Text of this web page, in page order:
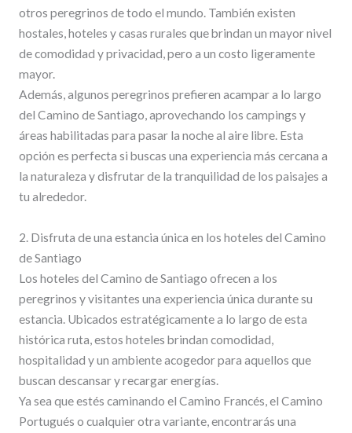
otros peregrinos de todo el mundo. También existen
hostales, hoteles y casas rurales que brindan un mayor nivel
de comodidad y privacidad, pero a un costo ligeramente
mayor.
Además, algunos peregrinos prefieren acampar a lo largo
del Camino de Santiago, aprovechando los campings y
áreas habilitadas para pasar la noche al aire libre. Esta
opción es perfecta si buscas una experiencia más cercana a
la naturaleza y disfrutar de la tranquilidad de los paisajes a
tu alrededor.
2. Disfruta de una estancia única en los hoteles del Camino
de Santiago
Los hoteles del Camino de Santiago ofrecen a los
peregrinos y visitantes una experiencia única durante su
estancia. Ubicados estratégicamente a lo largo de esta
histórica ruta, estos hoteles brindan comodidad,
hospitalidad y un ambiente acogedor para aquellos que
buscan descansar y recargar energías.
Ya sea que estés caminando el Camino Francés, el Camino
Portugués o cualquier otra variante, encontrarás una